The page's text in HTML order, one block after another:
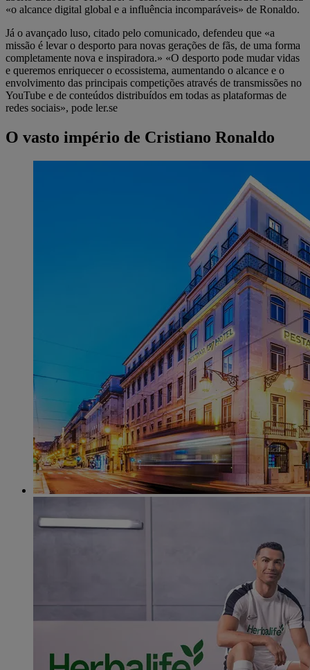
«o alcance digital global e a influência incomparáveis» de Ronaldo.
Já o avançado luso, citado pelo comunicado, defendeu que «a
missão é levar o desporto para novas gerações de fãs, de uma forma
completamente nova e inspiradora.» «O desporto pode mudar vidas
e queremos enriquecer o ecossistema, aumentando o alcance e o
envolvimento das principais competições através de transmissões no
YouTube e de conteúdos distribuídos em todas as plataformas de
redes sociais», pode ler.se
O vasto império de Cristiano Ronaldo